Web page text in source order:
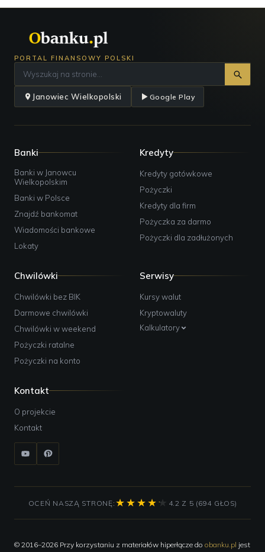
PORTAL FINANSOWY POLSKI
Janowiec Wielkopolski Google Play
Banki
Banki w Janowcu
Wielkopolskim
Banki w Polsce
Znajdź bankomat
Wiadomości bankowe
Lokaty
Kredyty
Kredyty gotówkowe
Pożyczki
Kredyty dla firm
Pożyczka za darmo
Pożyczki dla zadłużonych
Chwilówki
Chwilówki bez BIK
Darmowe chwilówki
Chwilówki w weekend
Pożyczki ratalne
Pożyczki na konto
Serwisy
Kursy walut
Kryptowaluty
Kalkulatory
Kontakt
O projekcie
Kontakt
OCEŃ NASZĄ STRONĘ: 4.2 Z 5 (694 GŁOS)
© 2016–2026 Przy korzystaniu z materiałów hiperłącze do obanku.pl jest